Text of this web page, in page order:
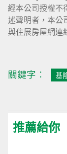
經本公司授權不
述聲明者，本公
與住展房屋網連
關鍵字︰ 基
推薦給你